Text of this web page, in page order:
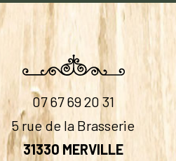
07 67 69 20 31
5 rue de la Brasserie
31330 MERVILLE